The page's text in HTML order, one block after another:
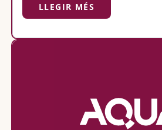
LLEGIR MÉS